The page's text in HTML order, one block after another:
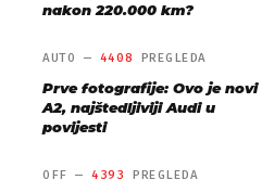
nakon 220.000 km?
AUTO — 4408 PREGLEDA
Prve fotografije: Ovo je novi
A2, najštedljiviji Audi u
povijesti
OFF —4393 PREGLEDA